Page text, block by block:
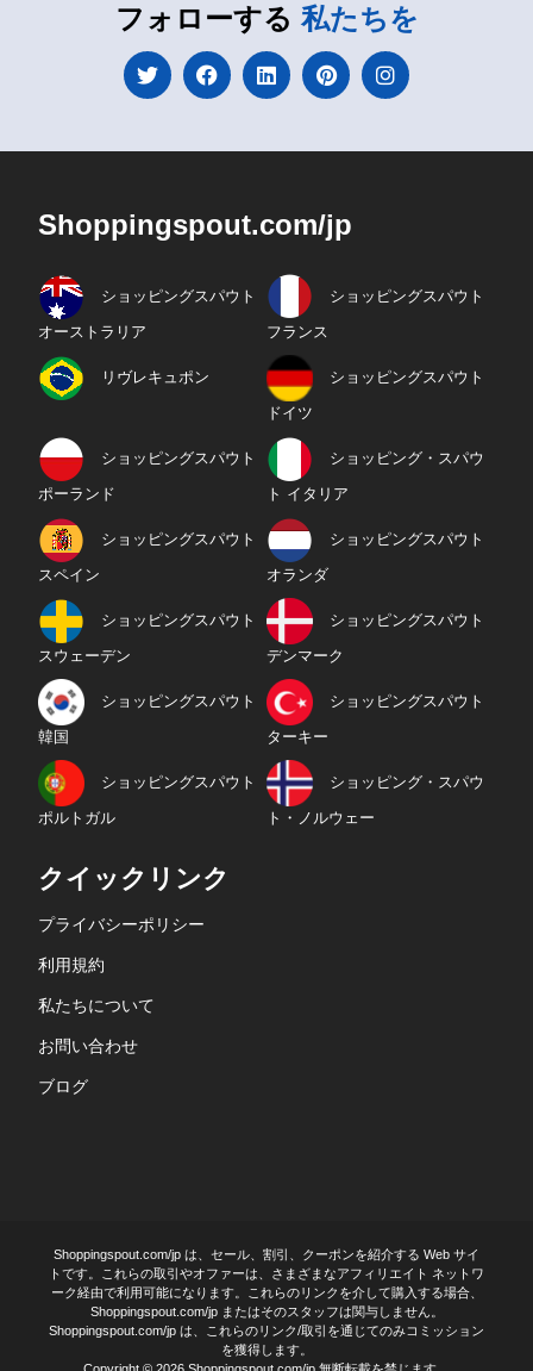
フォローする 私たちを
Shoppingspout.com/jp
ショッピングスパウト
オーストラリア
ショッピングスパウト
フランス
リヴレキュポン ショッピングスパウト
ドイツ
ショッピングスパウト
ポーランド
ショッピング・スパウ
ト イタリア
ショッピングスパウト
スペイン
ショッピングスパウト
オランダ
ショッピングスパウト
スウェーデン
ショッピングスパウト
デンマーク
ショッピングスパウト
韓国
ショッピングスパウト
ターキー
ショッピングスパウト
ポルトガル
ショッピング・スパウ
ト・ノルウェー
クイックリンク
プライバシーポリシー
利用規約
私たちについて
お問い合わせ
ブログ
Shoppingspout.com/jp は、セール、割引、クーポンを紹介する Web サイ
トです。これらの取引やオファーは、さまざまなアフィリエイト ネットワ
ーク経由で利用可能になります。これらのリンクを介して購入する場合、
Shoppingspout.com/jp またはそのスタッフは関与しません。
Shoppingspout.com/jp は、これらのリンク/取引を通じてのみコミッション
を獲得します。